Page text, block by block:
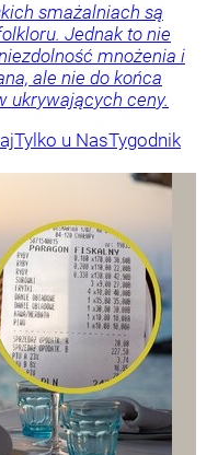
smażalniach są
Jednak to nie
mnożenia i
ale nie do końca
ukrywających ceny.
Tylko u NasTygodnik